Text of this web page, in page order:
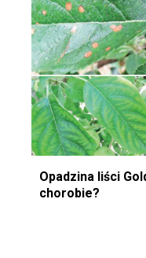
Opadzina liści
chorobie?